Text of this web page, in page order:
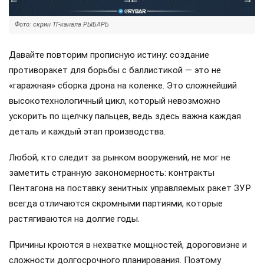
Фото: скрин ТГ-канала РЫБАРЬ
Давайте повторим прописную истину: создание
противоракет для борьбы с баллистикой — это не
«гаражная» сборка дрона на коленке. Это сложнейший
высокотехнологичный цикл, который невозможно
ускорить по щелчку пальцев, ведь здесь важна каждая
деталь и каждый этап производства.
Любой, кто следит за рынком вооружений, не мог не
заметить странную закономерность: контракты
Пентагона на поставку зенитных управляемых ракет ЗУР
всегда отличаются скромными партиями, которые
растягиваются на долгие годы.
Причины кроются в нехватке мощностей, дороговизне и
сложности долгосрочного планирования. Поэтому